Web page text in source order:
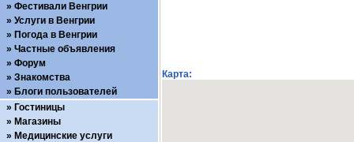
Карта:
Фестивали Венгрии
Услуги в Венгрии
Погода в Венгрии
Частные объявления
Форум
Знакомства
Блоги пользователей
Гостиницы
Магазины
Медицинские услуги